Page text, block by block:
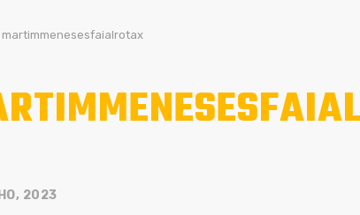
martimmenesesfaialrotax
2023